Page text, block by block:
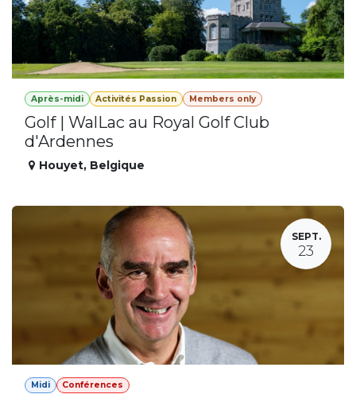
Après-midi Activités Passion Members only
Golf | WalLac au Royal Golf Club
d'Ardennes
Houyet, Belgique
SEPT.
23
Midi Conférences